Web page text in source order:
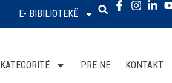
E- BIBILIOTEKË
KATEGORITË PRE NE KONTAKT